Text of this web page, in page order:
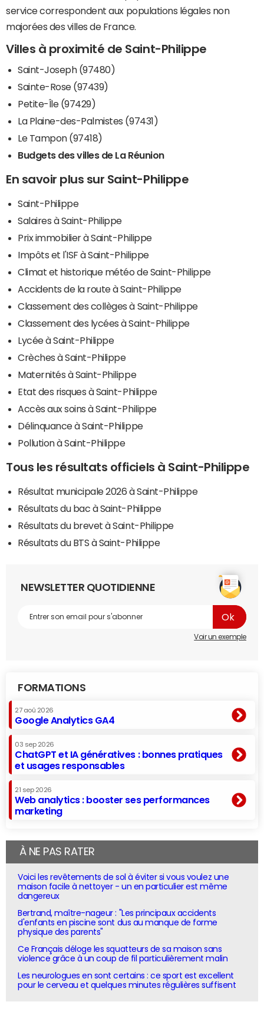
service correspondent aux populations légales non
majorées des villes de France.
Villes à proximité de Saint-Philippe
Saint-Joseph (97480)
Sainte-Rose (97439)
Petite-Île (97429)
La Plaine-des-Palmistes (97431)
Le Tampon (97418)
Budgets des villes de La Réunion
En savoir plus sur Saint-Philippe
Saint-Philippe
Salaires à Saint-Philippe
Prix immobilier à Saint-Philippe
Impôts et l'ISF à Saint-Philippe
Climat et historique météo de Saint-Philippe
Accidents de la route à Saint-Philippe
Classement des collèges à Saint-Philippe
Classement des lycées à Saint-Philippe
Lycée à Saint-Philippe
Crèches à Saint-Philippe
Maternités à Saint-Philippe
Etat des risques à Saint-Philippe
Accès aux soins à Saint-Philippe
Délinquance à Saint-Philippe
Pollution à Saint-Philippe
Tous les résultats officiels à Saint-Philippe
Résultat municipale 2026 à Saint-Philippe
Résultats du bac à Saint-Philippe
Résultats du brevet à Saint-Philippe
Résultats du BTS à Saint-Philippe
NEWSLETTER QUOTIDIENNE
Voir un exemple
FORMATIONS
27 aoû 2026
Google Analytics GA4
03 sep 2026
ChatGPT et IA génératives : bonnes pratiques
et usages responsables
21 sep 2026
Web analytics : booster ses performances
marketing
À NE PAS RATER
Voici les revêtements de sol à éviter si vous voulez une
maison facile à nettoyer - un en particulier est même
dangereux
Bertrand, maître-nageur : "Les principaux accidents
d'enfants en piscine sont dus au manque de forme
physique des parents"
Ce Français déloge les squatteurs de sa maison sans
violence grâce à un coup de fil particulièrement malin
Les neurologues en sont certains : ce sport est excellent
pour le cerveau et quelques minutes régulières suffisent